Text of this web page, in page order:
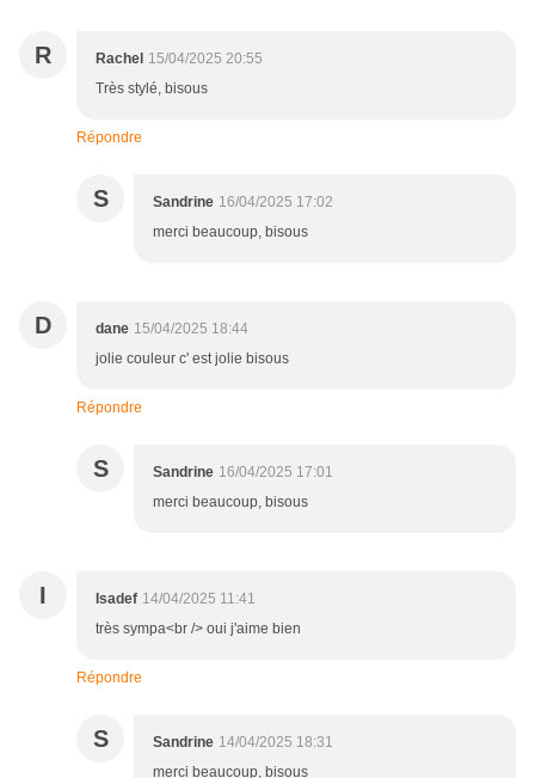
R Rachel 15/04/2025 20:55
Très stylé, bisous
Répondre
S Sandrine 16/04/2025 17:02
merci beaucoup, bisous
D dane 15/04/2025 18:44
jolie couleur c' est jolie bisous
Répondre
S Sandrine 16/04/2025 17:01
merci beaucoup, bisous
I Isadef 14/04/2025 11:41
très sympa<br /> oui j'aime bien
Répondre
S Sandrine 14/04/2025 18:31
merci beaucoup, bisous